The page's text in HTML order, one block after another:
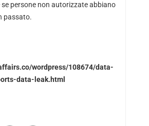
persone non autorizzate abbiano
passato.
wordpress/108674/data-
data-leak.html